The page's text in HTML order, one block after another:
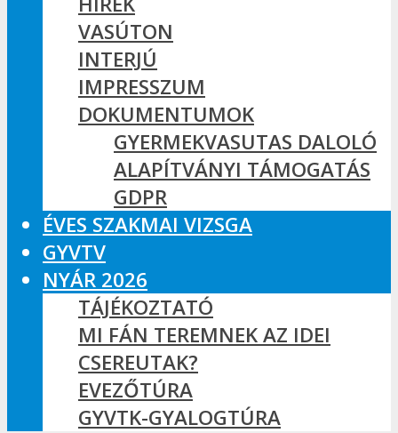
VASÚTON
INTERJÚ
IMPRESSZUM
DOKUMENTUMOK
GYERMEKVASUTAS DALOLÓ
ALAPÍTVÁNYI TÁMOGATÁS
GDPR
ÉVES SZAKMAI VIZSGA
GYVTV
NYÁR 2026
TÁJÉKOZTATÓ
MI FÁN TEREMNEK AZ IDEI
CSEREUTAK?
EVEZŐTÚRA
GYVTK-GYALOGTÚRA